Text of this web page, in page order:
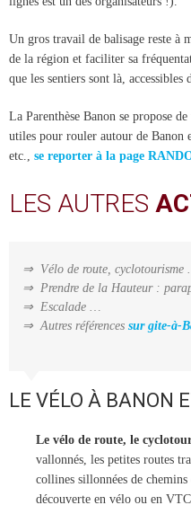
Un gros travail de balisage reste à
de la région et faciliter sa
que les sentiers sont là, accessibles
La Parenthèse Banon se propose
utiles pour rouler autour de Banon
etc., se reporter à la page
LES AUTRES
⇒ Vélo de route, cyclotourisme
⇒ Prendre de la Hauteur :
⇒ Escalade …
⇒ Autres références sur gite-à-
LE VÉLO À BANON
Le vélo de route, le
vallonnés, les petites routes
collines sillonnées de
découverte en vélo ou en